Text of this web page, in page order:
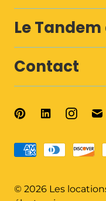
Le
Contact
© 2026 Les